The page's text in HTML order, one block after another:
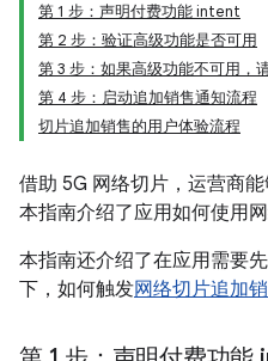
第 1 步：声明付费功能 intent
第 2 步：验证高级功能是否可用
第 3 步：如果高级功能不可用，
第 4 步：启动追加销售通知流程
切片追加销售的用户体验流程
借助 5G 网络切片，运营商
本指南介绍了应用如何使用网
本指南还介绍了在应用需要
下，如何触发网络切片追加